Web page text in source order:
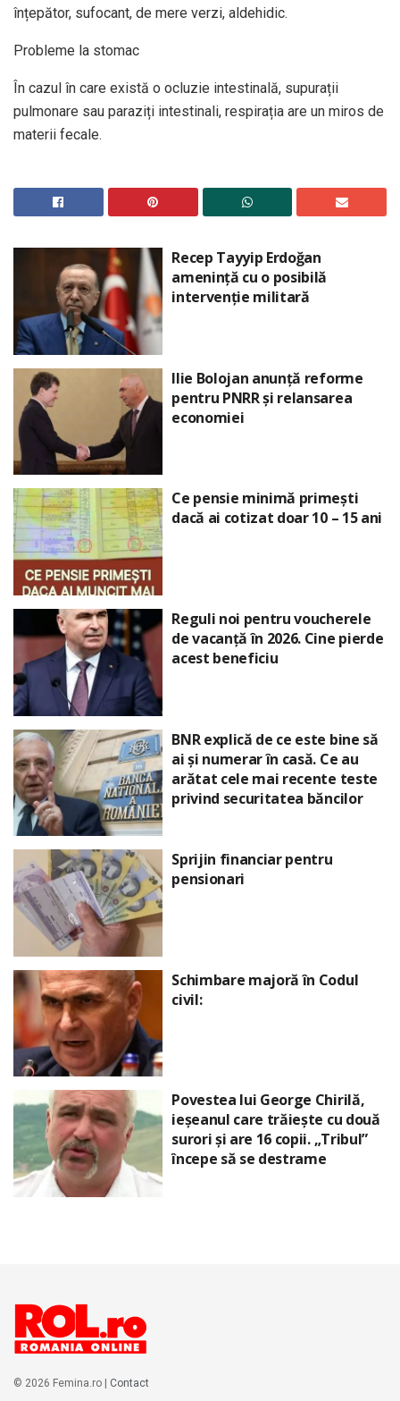
înțepător, sufocant, de mere verzi, aldehidic.
Probleme la stomac
În cazul în care există o ocluzie intestinală, supurații
pulmonare sau paraziți intestinali, respirația are un miros de
materii fecale.
Recep Tayyip Erdoğan
amenință cu o posibilă
intervenție militară
Ilie Bolojan anunță reforme
pentru PNRR și relansarea
economiei
Ce pensie minimă primești
dacă ai cotizat doar 10 – 15 ani
Reguli noi pentru voucherele
de vacanță în 2026. Cine pierde
acest beneficiu
BNR explică de ce este bine să
ai și numerar în casă. Ce au
arătat cele mai recente teste
privind securitatea băncilor
Sprijin financiar pentru
pensionari
Schimbare majoră în Codul
civil:
Povestea lui George Chirilă,
ieșeanul care trăiește cu două
surori și are 16 copii. „Tribul”
începe să se destrame
© 2026 Femina.ro | Contact